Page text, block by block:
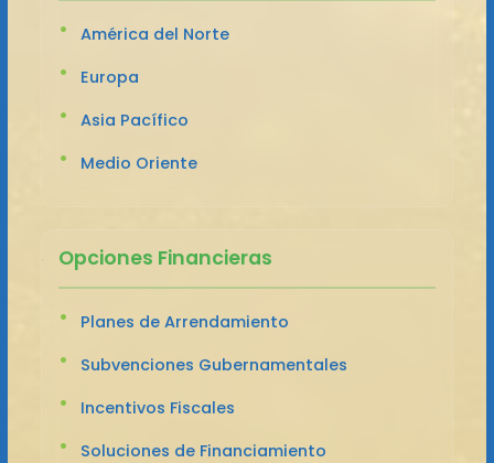
América del Norte
Europa
Asia Pacífico
Medio Oriente
Opciones Financieras
Planes de Arrendamiento
Subvenciones Gubernamentales
Incentivos Fiscales
Soluciones de Financiamiento